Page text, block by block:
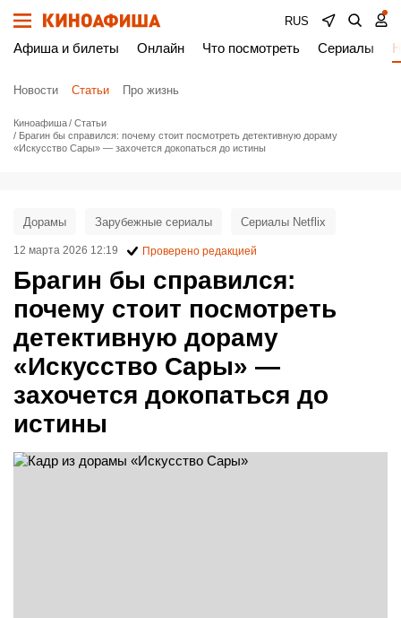
RUS
Афиша и билеты Онлайн Что посмотреть Сериалы
Новости Статьи Про жизнь
Киноафиша
Статьи
Брагин бы справился: почему стоит посмотреть детективную дораму
«Искусство Сары» — захочется докопаться до истины
Брагин бы справился:
почему стоит посмотреть
детективную дораму
«Искусство Сары» —
захочется докопаться до
истины
Дорамы Зарубежные сериалы Сериалы Netflix
12 марта 2026 12:19 Проверено редакцией